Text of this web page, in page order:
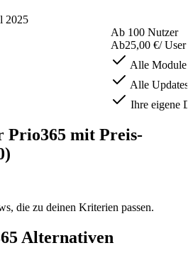
2025
Ab 100 Nutzer
Ab25,00 €/ User
Alle Module
Alle Updates
Ihre eigene
Prio365 mit Preis-
die zu deinen Kriterien passen.
Alternativen